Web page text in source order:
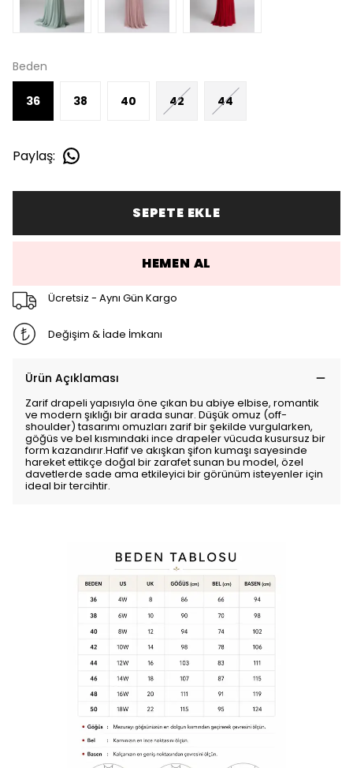
Beden
36 38 40 42 44
Paylaş:
SEPETE EKLE
HEMEN AL
Ücretsiz - Aynı Gün Kargo
Değişim & İade İmkanı
Ürün Açıklaması
Zarif drapeli yapısıyla öne çıkan bu abiye elbise, romantik
ve modern şıklığı bir arada sunar. Düşük omuz (off-
shoulder) tasarımı omuzları zarif bir şekilde vurgularken,
göğüs ve bel kısmındaki ince drapeler vücuda kusursuz bir
form kazandırır.Hafif ve akışkan şifon kumaşı sayesinde
hareket ettikçe doğal bir zarafet sunan bu model, özel
davetlerde sade ama etkileyici bir görünüm isteyenler için
ideal bir tercihtir.